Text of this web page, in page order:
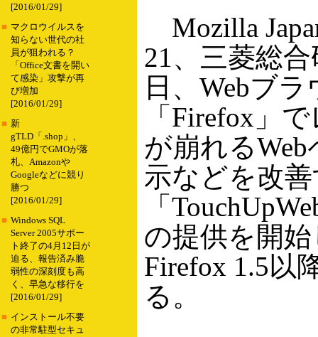
[2016/01/29]
■ マクロウイルスを
知らない世代の社
員が狙われる？
「Office文書を開い
て感染」攻撃が再
び増加
[2016/01/29]
■ 新
gTLD「.shop」、
49億円でGMOが落
札、Amazonや
Googleなどに競り
勝つ
[2016/01/29]
■ Windows SQL
Server 2005サポー
ト終了の4月12日が
迫る、報告済み脆
弱性の深刻度も高
く、早急な移行を
[2016/01/29]
■ インストール不要
の非常駐型セキュ
Mozilla
21、三菱総
日、Webブラ
「Firefox」
が崩れる
示などを改
「
の提供を開
Firefox 1.5以
る。